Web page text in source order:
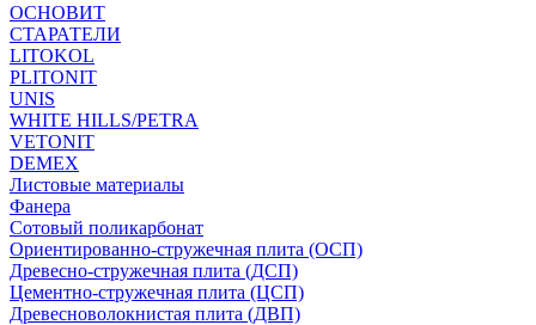
ОСНОВИТ
СТАРАТЕЛИ
LITOKOL
PLITONIT
UNIS
WHITE HILLS/PETRA
VETONIT
DEMEX
Листовые материалы
Фанера
Сотовый поликарбонат
Ориентированно-стружечная плита (ОСП)
Древесно-стружечная плита (ДСП)
Цементно-стружечная плита (ЦСП)
Древесноволокнистая плита (ДВП)